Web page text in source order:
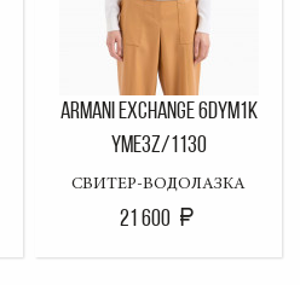
ARMANI EXCHANGE 6DYM1K
YME3Z/1130
СВИТЕР-ВОДОЛАЗКА
21 600